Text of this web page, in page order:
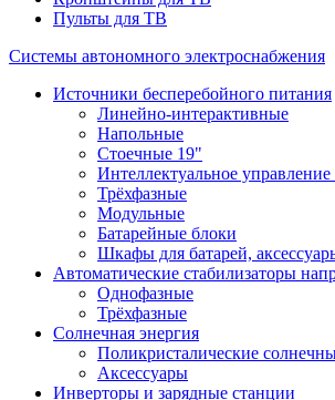
Пульты для ТВ
Системы автономного электроснабжения
Источники бесперебойного питания
Линейно-интерактивные
Напольные
Стоечные 19"
Интеллектуальное
Трёхфазные
Модульные
Батарейные блоки
Шкафы для батарей,
Автоматические стабилизаторы
Однофазные
Трёхфазные
Солнечная энергия
Поликристалические
Аксессуары
Инверторы и зарядные станции